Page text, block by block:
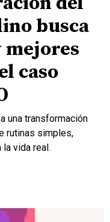
busca
mejores
caso
una transformación
rutinas simples,
vida real.